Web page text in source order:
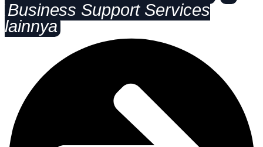
Business Support Services
lainnya